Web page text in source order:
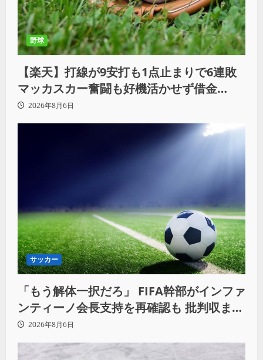
野球
【楽天】打線が9安打も1点止まりで6連敗
マッカスカー奮闘も好機活かせず借金
「22」
2026年8月6日
サッカー
「もう解体一択だろ」 FIFA幹部がインファ
ンティーノ会長支持を再確認も 批判収まら
ず2026年8月6日